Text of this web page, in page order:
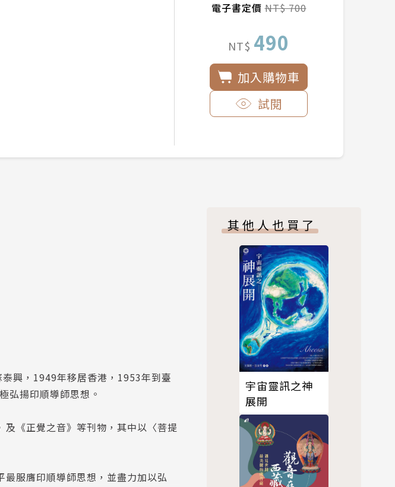
電子書定價NT$ 700
NT$ 490
加入購物車
試閱
興，1949年移居香港，1953年到臺
弘揚印順導師思想。
《正覺之音》等刊物，其中以〈菩提
服膺印順導師思想，並盡力加以弘
其他人也買了
宇宙靈訊之神
展開